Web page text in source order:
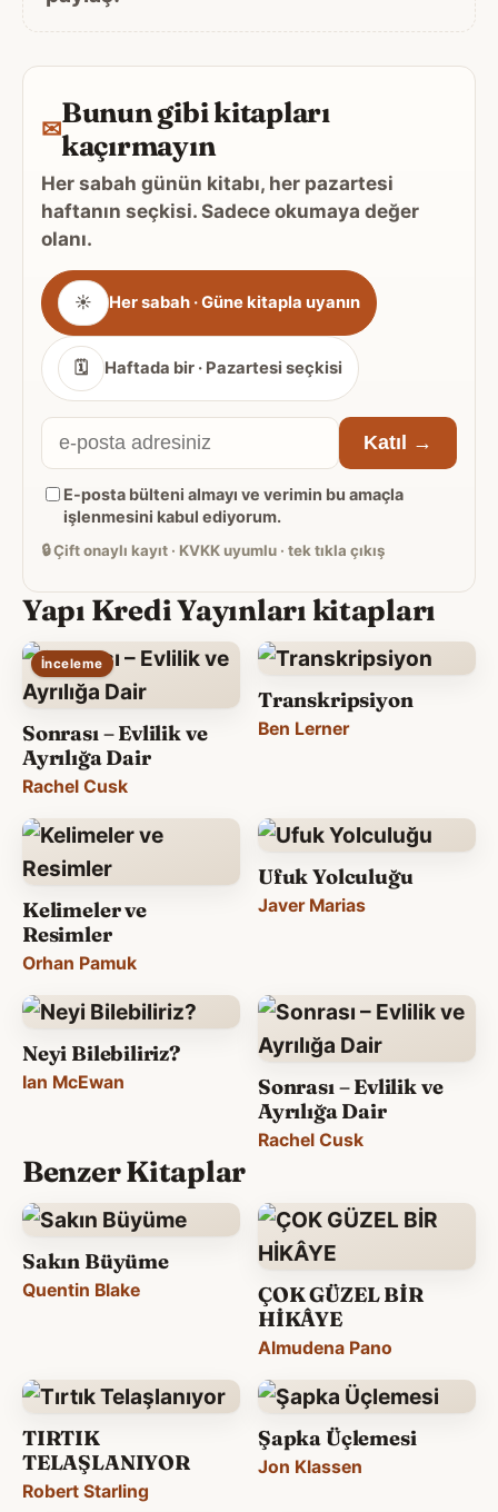
✉Bunun gibi kitapları
kaçırmayın
Her sabah günün kitabı, her pazartesi
haftanın seçkisi. Sadece okumaya değer
olanı.
Gönderim
sıklığı
☀ Her sabah · Güne kitapla uyanın
🗓 Haftada bir · Pazartesi seçkisi
E-
posta
adresiniz
Katıl →
E-posta bülteni almayı ve verimin bu amaçla
işlenmesini kabul ediyorum.
🔒Çift onaylı kayıt · KVKK uyumlu · tek tıkla çıkış
Yapı Kredi Yayınları kitapları
İnceleme
Sonrası – Evlilik ve
Ayrılığa Dair
Rachel Cusk
Transkripsiyon
Ben Lerner
Kelimeler ve
Resimler
Orhan Pamuk
Ufuk Yolculuğu
Javer Marias
Neyi Bilebiliriz?
Ian McEwan
Sonrası – Evlilik ve
Ayrılığa Dair
Rachel Cusk
Benzer Kitaplar
Sakın Büyüme
Quentin Blake
ÇOK GÜZEL BİR
HİKÂYE
Almudena Pano
TIRTIK
TELAŞLANIYOR
Robert Starling
Şapka Üçlemesi
Jon Klassen